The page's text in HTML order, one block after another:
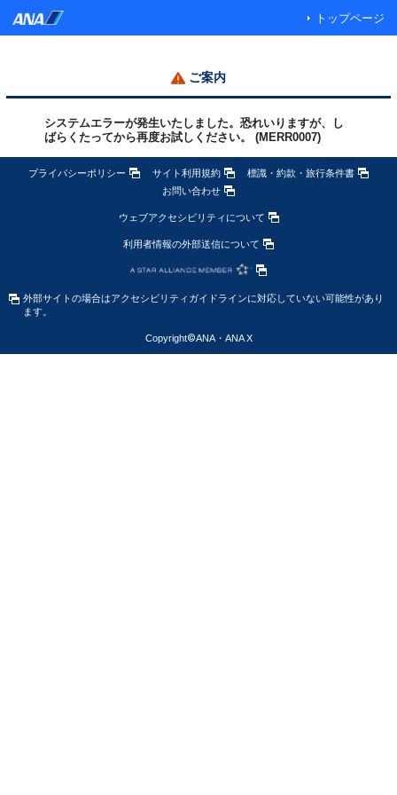
トップページ
ご案内
システムエラーが発生いたしました。恐れいりますが、し
ばらくたってから再度お試しください。 (MERR0007)
プライバシーポリシー サイト利用規約
標識・約款・旅行条件書
お問い合わせ
ウェブアクセシビリティについて
利用者情報の外部送信について
外部サイトの場合はアクセシビリティガイドラインに対応していない可能性があり
ます。
Copyright©ANA・ANA X